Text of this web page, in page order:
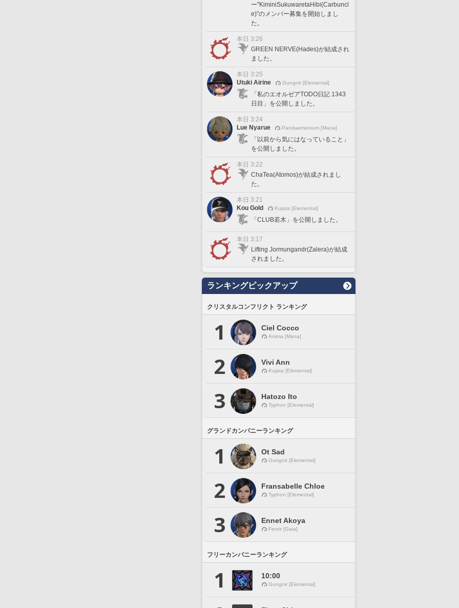
ー"KiminiSukuwaretaHibi(Carbuncl
e)"のメンバー募集を開始しまし
た。
本日 3:26
GREEN NERVE(Hades)が結成され
ました。
本日 3:25
Utuki Airine
Gungnir [Elemental]
「私のエオルゼアTODO日記 1343
日目」を公開しました。
本日 3:24
Lue Nyarue
Pandaemonium [Mana]
「以前から気にはなっていること」
を公開しました。
本日 3:22
ChaTea(Atomos)が結成されまし
た。
本日 3:21
Kou Gold
Kujata [Elemental]
「CLUB若木」を公開しました。
本日 3:17
Lifting Jormungandr(Zalera)が結成
されました。
ランキングピックアップ
クリスタルコンフリクト ランキング
1 Ciel Cocco
Anima [Mana]
2 Vivi Ann
Kujata [Elemental]
3 Hatozo Ito
Typhon [Elemental]
グランドカンパニーランキング
1 Ot Sad
Gungnir [Elemental]
2 Fransabelle Chloe
Typhon [Elemental]
3 Ennet Akoya
Fenrir [Gaia]
フリーカンパニーランキング
1 10:00
Gungnir [Elemental]